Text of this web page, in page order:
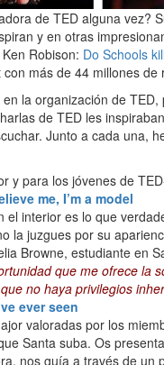
de TED alguna
y en otras
Robison: Do Schools
más de 44 millones de
la organización de
de TED les
Junto a cada una,
y para los jóvenes de
me, I’m a model
interior es lo que
la juzgues por su
Browne, estudiante en
que me ofrece
no haya privilegios
ever seen
valoradas por los
Santa suba. Os
nos guía a través de